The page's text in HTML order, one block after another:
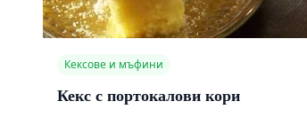
Кексове и мъфини
Кекс с портокалови кори